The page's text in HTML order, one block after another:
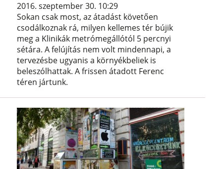
2016. szeptember 30. 10:29
Sokan csak most, az átadást követően
csodálkoznak rá, milyen kellemes tér bújik
meg a Klinikák metrómegállótól 5 percnyi
sétára. A felújítás nem volt mindennapi, a
tervezésbe ugyanis a környékbeliek is
beleszólhattak. A frissen átadott Ferenc
téren jártunk.